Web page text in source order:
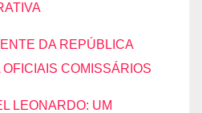
DA REPÚBLICA
COMISSÁRIOS
LEONARDO: UM